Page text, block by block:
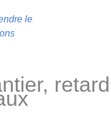
le
retard